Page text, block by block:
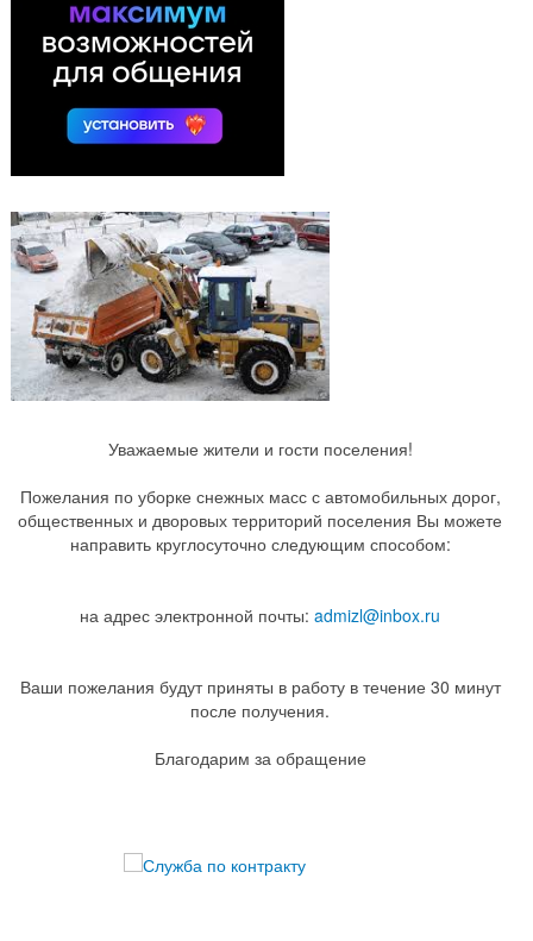
Уважаемые жители и гости поселения!
Пожелания по уборке снежных масс с автомобильных дорог,
общественных и дворовых территорий поселения Вы можете
направить круглосуточно следующим способом:
на адрес электронной почты: admizl@inbox.ru
Ваши пожелания будут приняты в работу в течение 30 минут
после получения.
Благодарим за обращение